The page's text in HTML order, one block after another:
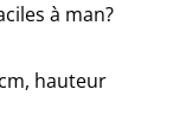
à man?
hauteur